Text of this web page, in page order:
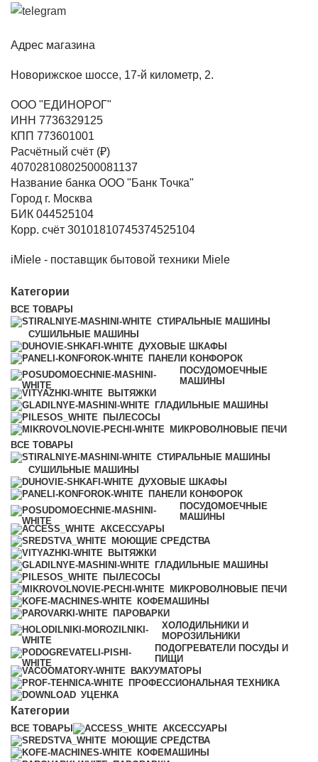
Адрес магазина
Новорижское шоссе, 17-й километр, 2.
ООО "ЕДИНОРОГ"
ИНН 7736329125
КПП 773601001
Расчётный счёт (₽)
40702810802500081137
Название банка ООО "Банк Точка"
Город г. Москва
БИК 044525104
Корр. счёт 30101810745374525104
iMiele - поставщик бытовой техники Miele
Категории
ВСЕ ТОВАРЫ
СТИРАЛЬНЫЕ МАШИНЫ
СУШИЛЬНЫЕ МАШИНЫ
ДУХОВЫЕ ШКАФЫ
ПАНЕЛИ КОНФОРОК
ПОСУДОМОЕЧНЫЕ
МАШИНЫ
ВЫТЯЖКИ
ГЛАДИЛЬНЫЕ МАШИНЫ
ПЫЛЕСОСЫ
МИКРОВОЛНОВЫЕ ПЕЧИ
ВСЕ ТОВАРЫ
СТИРАЛЬНЫЕ МАШИНЫ
СУШИЛЬНЫЕ МАШИНЫ
ДУХОВЫЕ ШКАФЫ
ПАНЕЛИ КОНФОРОК
ПОСУДОМОЕЧНЫЕ
МАШИНЫ
АКСЕССУАРЫ
МОЮЩИЕ СРЕДСТВА
ВЫТЯЖКИ
ГЛАДИЛЬНЫЕ МАШИНЫ
ПЫЛЕСОСЫ
МИКРОВОЛНОВЫЕ ПЕЧИ
КОФЕМАШИНЫ
ПАРОВАРКИ
ХОЛОДИЛЬНИКИ И
МОРОЗИЛЬНИКИ
ПОДОГРЕВАТЕЛИ ПОСУДЫ И
ПИЩИ
ВАКУУМАТОРЫ
ПРОФЕССИОНАЛЬНАЯ ТЕХНИКА
УЦЕНКА
Категории
ВСЕ ТОВАРЫ
АКСЕССУАРЫ
МОЮЩИЕ СРЕДСТВА
КОФЕМАШИНЫ